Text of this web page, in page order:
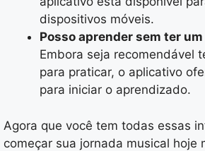
dispositivos móveis.
Posso aprender sem ter
Embora seja recomendável
para praticar, o aplicativo
para iniciar o aprendizado.
Agora que você tem todas essas
começar sua jornada musical hoje